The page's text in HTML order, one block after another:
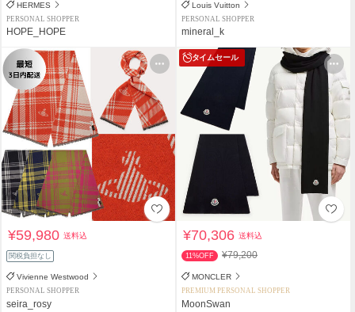
HERMES
PERSONAL SHOPPER
HOPE_HOPE
Louis Vuitton
PERSONAL SHOPPER
mineral_k
¥59,980送料込
関税負担なし
Vivienne Westwood
PERSONAL SHOPPER
seira_rosy
タイムセール
¥70,306送料込
11%OFF ¥79,200
MONCLER
PREMIUM PERSONAL SHOPPER
MoonSwan